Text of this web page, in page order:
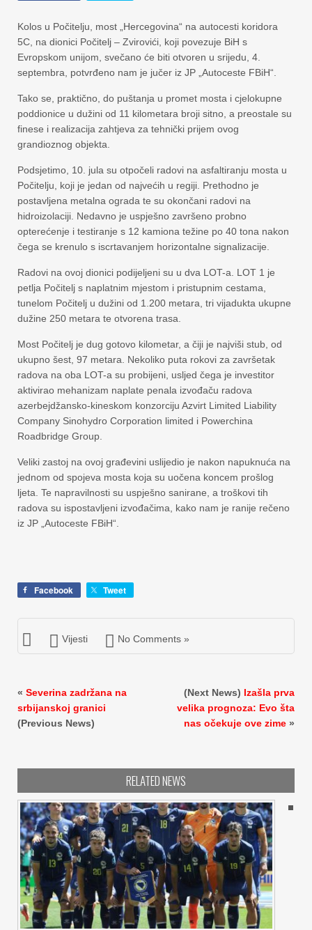
Kolos u Počitelju, most „Hercegovina“ na autocesti koridora
5C, na dionici Počitelj – Zvirovići, koji povezuje BiH s
Evropskom unijom, svečano će biti otvoren u srijedu, 4.
septembra, potvrđeno nam je jučer iz JP „Autoceste FBiH“.
Tako se, praktično, do puštanja u promet mosta i cjelokupne
poddionice u dužini od 11 kilometara broji sitno, a preostale su
finese i realizacija zahtjeva za tehnički prijem ovog
grandioznog objekta.
Podsjetimo, 10. jula su otpočeli radovi na asfaltiranju mosta u
Počitelju, koji je jedan od najvećih u regiji. Prethodno je
postavljena metalna ograda te su okončani radovi na
hidroizolaciji. Nedavno je uspješno završeno probno
opterećenje i testiranje s 12 kamiona težine po 40 tona nakon
čega se krenulo s iscrtavanjem horizontalne signalizacije.
Radovi na ovoj dionici podijeljeni su u dva LOT-a. LOT 1 je
petlja Počitelj s naplatnim mjestom i pristupnim cestama,
tunelom Počitelj u dužini od 1.200 metara, tri vijadukta ukupne
dužine 250 metara te otvorena trasa.
Most Počitelj je dug gotovo kilometar, a čiji je najviši stub, od
ukupno šest, 97 metara. Nekoliko puta rokovi za završetak
radova na oba LOT-a su probijeni, usljed čega je investitor
aktivirao mehanizam naplate penala izvođaču radova
azerbejdžansko-kineskom konzorciju Azvirt Limited Liability
Company Sinohydro Corporation limited i Powerchina
Roadbridge Group.
Veliki zastoj na ovoj građevini uslijedio je nakon napuknuća na
jednom od spojeva mosta koja su uočena koncem prošlog
ljeta. Te napravilnosti su uspješno sanirane, a troškovi tih
radova su ispostavljeni izvođačima, kako nam je ranije rečeno
iz JP „Autoceste FBiH“.
Facebook Tweet
Vijesti No Comments »
« Severina zadržana na
srbijanskoj granici
(Previous News)
(Next News) Izašla prva
velika prognoza: Evo šta
nas očekuje ove zime »
RELATED NEWS